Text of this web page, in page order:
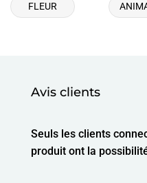
FLEUR
Avis clients
Seuls les clients
produit ont la